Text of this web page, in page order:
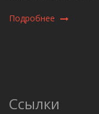
Подробнее
Ссылки